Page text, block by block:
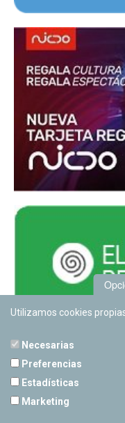
Utilizamos cookies
Necesarias
Preferencias
Estadísticas
Marketing